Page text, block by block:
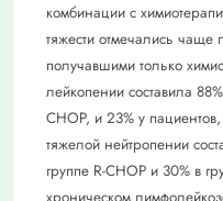
комбинации с
тяжести отмечались
получавшими только
лейкопении составила
CHOP, и 23% у
тяжелой нейтропении
группе R-CHOP и 30% в
хроническом